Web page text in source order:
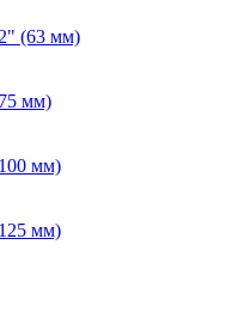
(63 мм)
мм)
мм)
мм)